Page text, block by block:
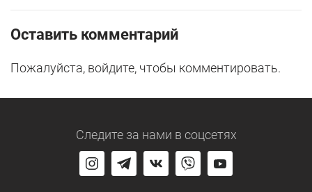
Оставить комментарий
Пожалуйста, войдите, чтобы комментировать.
Следите за нами в соцсетях